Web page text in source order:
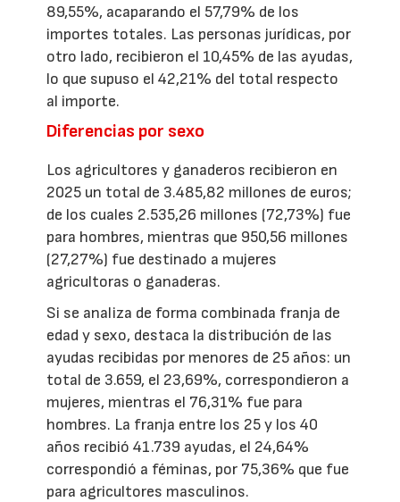
89,55%, acaparando el 57,79% de los
importes totales. Las personas jurídicas, por
otro lado, recibieron el 10,45% de las ayudas,
lo que supuso el 42,21% del total respecto
al importe.
Diferencias por sexo
Los agricultores y ganaderos recibieron en
2025 un total de 3.485,82 millones de euros;
de los cuales 2.535,26 millones (72,73%) fue
para hombres, mientras que 950,56 millones
(27,27%) fue destinado a mujeres
agricultoras o ganaderas.
Si se analiza de forma combinada franja de
edad y sexo, destaca la distribución de las
ayudas recibidas por menores de 25 años: un
total de 3.659, el 23,69%, correspondieron a
mujeres, mientras el 76,31% fue para
hombres. La franja entre los 25 y los 40
años recibió 41.739 ayudas, el 24,64%
correspondió a féminas, por 75,36% que fue
para agricultores masculinos.